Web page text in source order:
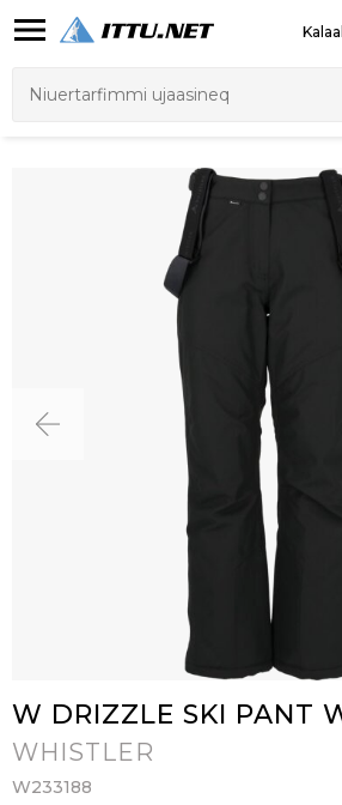
W DRIZZLE SKI PANT
WHISTLER
W233188